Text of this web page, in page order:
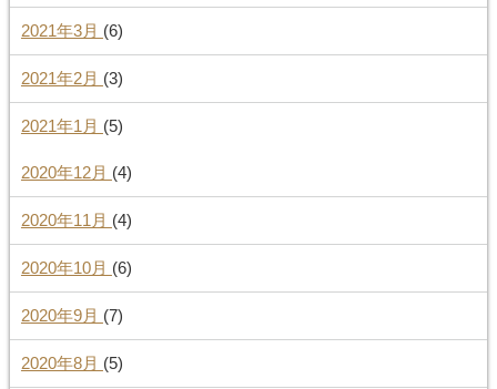
2021年3月 (6)
2021年2月 (3)
2021年1月 (5)
2020年12月 (4)
2020年11月 (4)
2020年10月 (6)
2020年9月 (7)
2020年8月 (5)